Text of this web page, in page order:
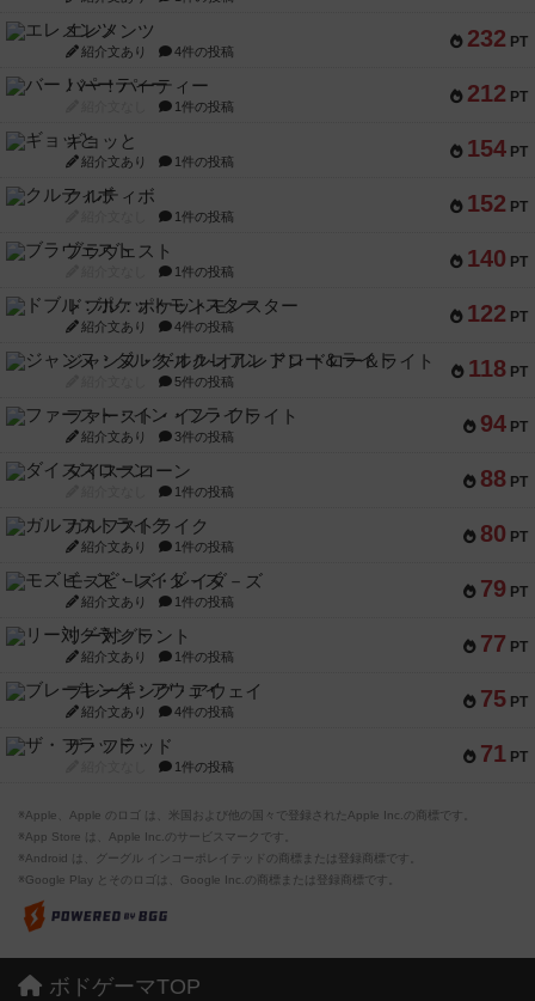
232 PT
エレメンツ
紹介文あり 4件の投稿
212 PT
バー！パーティー
1件の投稿
154 PT
ギョッと
紹介文あり 1件の投稿
152 PT
クルティボ
1件の投稿
140 PT
ブラヴェスト
1件の投稿
122 PT
ドブル：ポケットモンスター
紹介文あり 4件の投稿
118 PT
ジャンヌ・ダルク-オルレアン ドロー＆ライト
5件の投稿
94 PT
ファースト・イン・フライト
紹介文あり 3件の投稿
88 PT
ダイススローン
1件の投稿
80 PT
ガルフストライク
紹介文あり 1件の投稿
79 PT
モズビ－ズ・レイダ－ズ
紹介文あり 1件の投稿
77 PT
リー対グラント
紹介文あり 1件の投稿
75 PT
ブレーキング・アウェイ
紹介文あり 4件の投稿
71 PT
ザ・フラッド
1件の投稿
※Apple、Apple のロゴ は、米国および他の国々で登録されたApple Inc.の商標です。
※App Store は、Apple Inc.のサービスマークです。
※Android は、グーグル インコーポレイテッドの商標または登録商標です。
※Google Play とそのロゴは、Google Inc.の商標または登録商標です。
ボドゲーマTOP